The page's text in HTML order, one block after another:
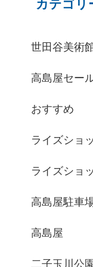
カテゴリ
世田谷美術
高島屋セー
おすすめ
ライズショ
ライズショ
高島屋駐車
高島屋
二子玉川公園